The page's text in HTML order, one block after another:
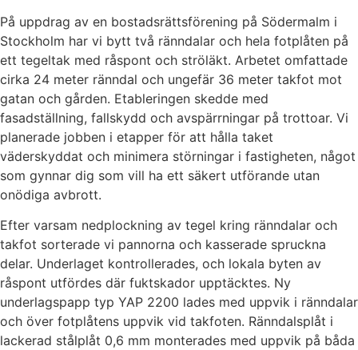
På uppdrag av en bostadsrättsförening på Södermalm i
Stockholm har vi bytt två ränndalar och hela fotplåten på
ett tegeltak med råspont och ströläkt. Arbetet omfattade
cirka 24 meter ränndal och ungefär 36 meter takfot mot
gatan och gården. Etableringen skedde med
fasadställning, fallskydd och avspärrningar på trottoar. Vi
planerade jobben i etapper för att hålla taket
väderskyddat och minimera störningar i fastigheten, något
som gynnar dig som vill ha ett säkert utförande utan
onödiga avbrott.
Efter varsam nedplockning av tegel kring ränndalar och
takfot sorterade vi pannorna och kasserade spruckna
delar. Underlaget kontrollerades, och lokala byten av
råspont utfördes där fuktskador upptäcktes. Ny
underlagspapp typ YAP 2200 lades med uppvik i ränndalar
och över fotplåtens uppvik vid takfoten. Ränndalsplåt i
lackerad stålplåt 0,6 mm monterades med uppvik på båda